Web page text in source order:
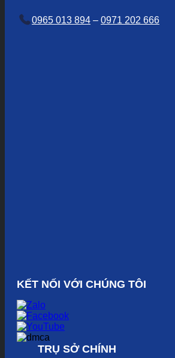
0965 013 894 – 0971 202 666
KẾT NỐI VỚI CHÚNG TÔI
TRỤ SỞ CHÍNH